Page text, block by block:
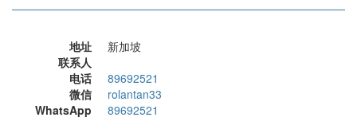
地址
新加坡
联系人
电话
89692521
微信
rolantan33
WhatsApp
89692521